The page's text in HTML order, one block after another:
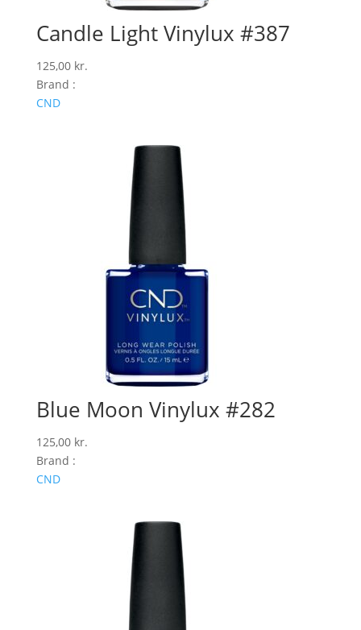
Candle Light Vinylux #387
125,00 kr.
Brand :
CND
Blue Moon Vinylux #282
125,00 kr.
Brand :
CND